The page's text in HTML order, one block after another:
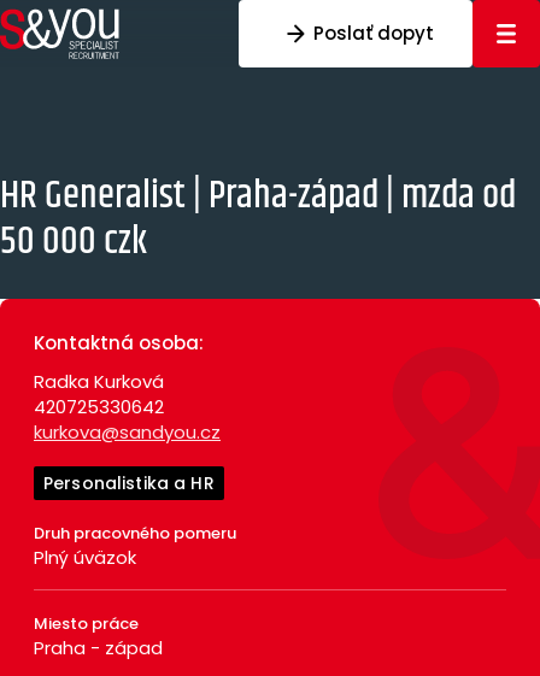
Preskočiť na obsah
Poslať dopyt
HR Generalist | Praha-západ | mzda od
50 000 czk
Kontaktná osoba:
Radka Kurková
420725330642
kurkova@sandyou.cz
Personalistika a HR
Druh pracovného pomeru
Plný úväzok
Miesto práce
Praha - západ